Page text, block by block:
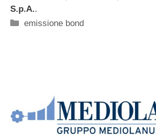
S.p.A..
Categorie
emissione bond